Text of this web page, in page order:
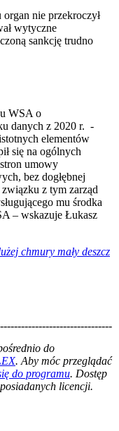
nie przekroczył
wytyczne
sankcję trudno
WSA o
danych z 2020 r. -
elementów
się na ogólnych
umowy
bez dogłębnej
z tym zarząd
mu środka
– wskazuje Łukasz
chmury mały deszcz
do
. Aby móc przeglądać
do programu. Dostęp
licencji.